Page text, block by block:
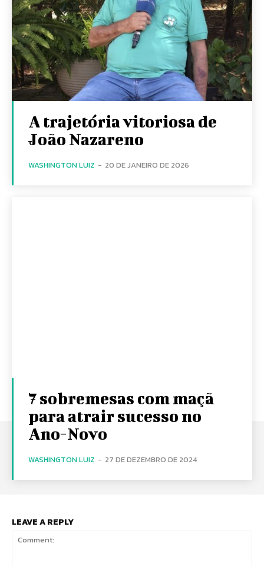
A trajetória vitoriosa de
João Nazareno
WASHINGTON LUIZ - 20 DE JANEIRO DE 2026
7 sobremesas com maçã
para atrair sucesso no
Ano-Novo
WASHINGTON LUIZ - 27 DE DEZEMBRO DE 2024
LEAVE A REPLY